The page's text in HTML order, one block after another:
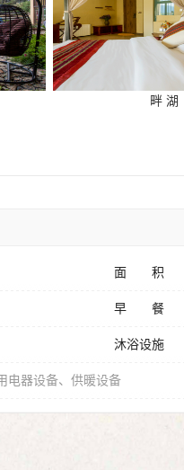
畔 湖
面 积
早 餐
沐浴设施
电器设备、供暖设备